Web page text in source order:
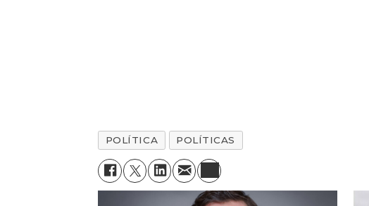
POLÍTICA POLÍTICAS